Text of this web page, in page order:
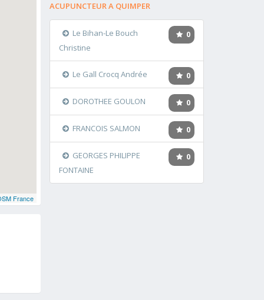
France
ACUPUNCTEUR A QUIMPER
0
Le Bihan-Le Bouch
Christine
0
Le Gall Crocq Andrée
0
DOROTHEE GOULON
0
FRANCOIS SALMON
0
GEORGES PHILIPPE
FONTAINE